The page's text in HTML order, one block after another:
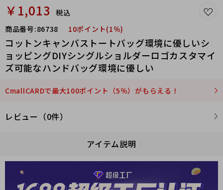
￥1,013
税込
商品番号:86738 10ポイント(1％)
コットンキャンバストートバッグ環境に優しいシ
ョッピングDIYシングルショルダーロゴカスタマイ
ズ可能なハンドバッグ環境に優しい
CmallCARDで最大100ポイント（5％）がもらえる！
レビュー（0件）
アイテム説明